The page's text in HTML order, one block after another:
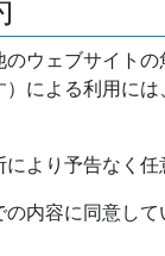
のウェブサイト
による利用に
より予告なく任
内容に同意し